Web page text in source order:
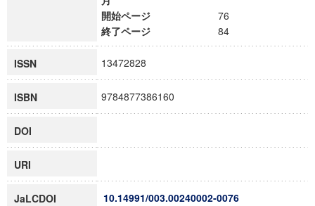
開始ページ
76
終了ページ
84
ISSN 13472828
ISBN 9784877386160
DOI
URI
JaLCDOI 10.14991/003.00240002-0076